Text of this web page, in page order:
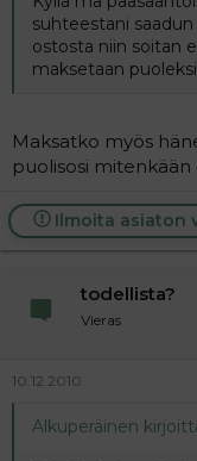
suhteestani
ostosta niin soitan
maksetaan
Maksatko myös
puolisosi
Ilmoita asiaton
todellista?
Vieras
10.12.2010
Alkuperäinen